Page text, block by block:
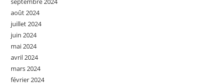
août 2024
juillet 2024
juin 2024
mai 2024
avril 2024
mars 2024
février 2024